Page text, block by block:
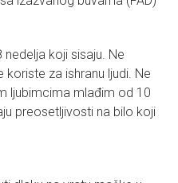
koji sisaju. Ne
koriste za ishranu ljudi. Ne
ljubimcima mlađim od 10
preosetljivosti na bilo koji